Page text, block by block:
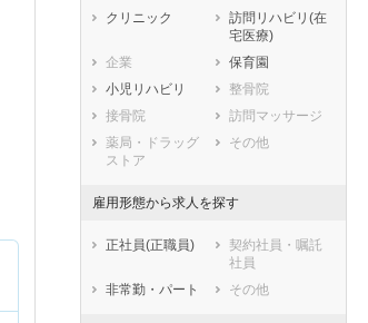
廿日市市
安芸高田市
安芸郡府中町
安芸郡海田町
安芸郡熊野町
安芸郡坂町
山県郡安芸太田
町
山県郡北広島町
豊田郡大崎上島
町
クリニック
訪問リハビリ(在
宅医療)
企業
保育園
小児リハビリ
整骨院
接骨院
訪問マッサージ
薬局・ドラッグ
ストア
その他
雇用形態から求人を探す
正社員(正職員)
契約社員・嘱託
社員
非常勤・パート
その他